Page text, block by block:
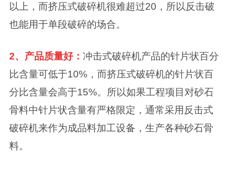
以上，而挤压式破碎机很难超过20，所以反击破
也能用于单段破碎的场合。
2、产品质量好： 冲击式破碎机产品的针片状百分
比含量可低于10%，而挤压式破碎机的针片状百
分比含量会高于15%。所以如果工程项目对砂石
骨料中针片状含量有严格限定，通常采用反击式
破碎机来作为成品料加工设备，生产各种砂石骨
料。